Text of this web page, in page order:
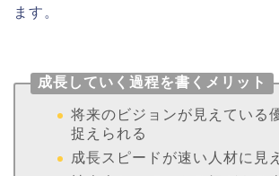
ます。
成長していく過程を書くメリット
将来のビジョンが見えている
捉えられる
成長スピードが速い人材に見